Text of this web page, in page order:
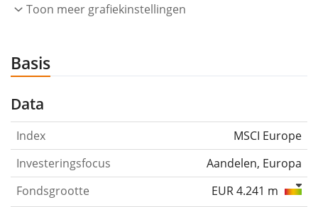
Toon meer grafiekinstellingen
Basis
Data
Index
MSCI Europe
Investeringsfocus
Aandelen, Europa
Fondsgrootte
EUR 4.241 m